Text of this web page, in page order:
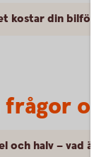
kostar din
frågor
och halv – vad